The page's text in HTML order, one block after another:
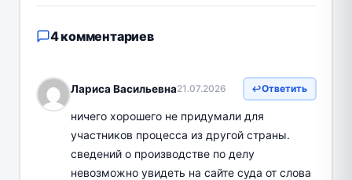
4 комментариев
Лариса Васильевна21.07.2026 Ответить
ничего хорошего не придумали для
участников процесса из другой страны.
сведений о производстве по делу
невозможно увидеть на сайте суда от слова